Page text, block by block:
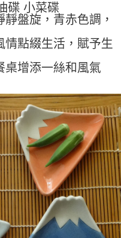
免運費
)免運費
)免運費
)免運費
碟 小菜碟
盤旋，青赤色調，
情點綴生活，賦予生
桌增添一絲和風氣